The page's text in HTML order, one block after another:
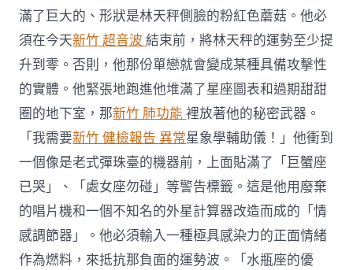
滿了巨大的、形狀是林天秤側臉的粉紅色蘑菇。他必
須在今天新竹 超音波結束前，將林天秤的運勢至少提
升到零。否則，他那份單戀就會變成某種具備攻擊性
的實體。他緊張地跑進他堆滿了星座圖表和過期甜甜
圈的地下室，那新竹 肺功能裡放著他的秘密武器。
「我需要新竹 健檢報告 異常星象學輔助儀！」他衝到
一個像是老式彈珠臺的機器前，上面貼滿了「巨蟹座
已哭」、「處女座勿碰」等警告標籤。這是他用廢棄
的唱片機和一個不知名的外星計算器改造而成的「情
感調節器」。他必須輸入一種極具感染力的正面情緒
作為燃料，來抵抗那負面的運勢波。「水瓶座的優